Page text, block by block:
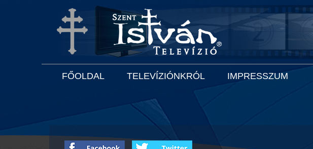
FŐOLDAL TELEVÍZIÓNKRÓL IMPRESSZUM